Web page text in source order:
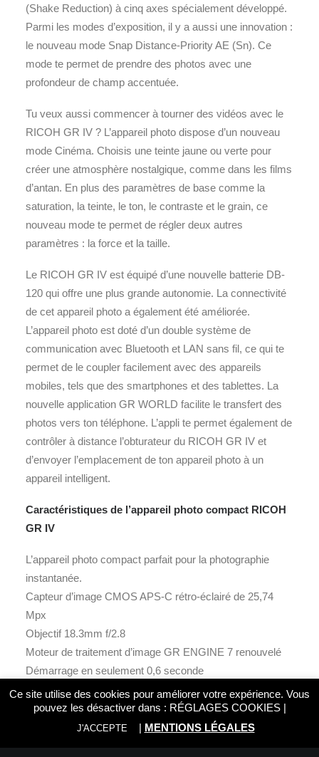
(Shake Reduction) à cinq axes spécialement développé.
Parmi les modes d’exposition, il y a aussi une innovation :
le nouveau mode Snap Distance-Priority AE (Sn). Ce
mode te permet de prendre des photos avec une
profondeur de champ accentuée.
Tu veux aussi commencer à tourner des vidéos avec le
RICOH GR IV ? L’appareil photo dispose d’un nouveau
mode Cinéma. Choisis une teinte jaune ou verte pour
créer une atmosphère nostalgique, comme dans les films
d’antan. En plus des paramètres de base comme la
saturation, la teinte, le ton, le contraste et le grain, ce
nouveau mode te permet de régler deux autres
paramètres : la force et la taille.
Le RICOH GR IV est équipé d’une nouvelle batterie DB-
120 qui offre une plus grande autonomie. La connectivité
de cet appareil photo a également été améliorée.
L’appareil photo est doté d’un double système de
communication avec Bluetooth et LAN sans fil, ce qui te
permet de le coupler facilement avec des appareils
mobiles, tels que des smartphones et des tablettes. La
nouvelle application GR WORLD facilite le transfert des
photos vers ton téléphone. L’appli te permet également de
contrôler à distance l’obturateur du RICOH GR IV et
d’envoyer l’emplacement de ton appareil photo à un
appareil intelligent.
Caractéristiques de l’appareil photo compact RICOH
GR IV
L’appareil photo compact parfait pour la photographie
instantanée.
Capteur d’image CMOS APS-C rétro-éclairé de 25,74
Mpx
Objectif 18.3mm f/2.8
Moteur de traitement d’image GR ENGINE 7 renouvelé
Démarrage en seulement 0,6 seconde
Mise au point rapide et autofocus précis
Mécanisme SR (Shake Reduction) à cinq axes
Nouveau mode d’exposition : Snap Distance-Priority AE
Ce site utilise des cookies pour améliorer votre expérience. Vous
pouvez les désactiver dans : RÉGLAGES COOKIES|
J'ACCEPTE | MENTIONS LÉGALES